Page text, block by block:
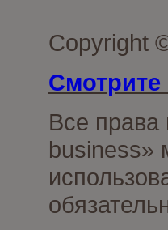
Copyright
Смотрите
Все
business»